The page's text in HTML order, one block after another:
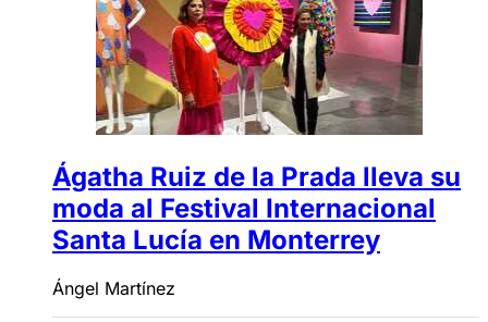
Ágatha Ruiz de la Prada lleva su
moda al Festival Internacional
Santa Lucía en Monterrey
Ángel Martínez